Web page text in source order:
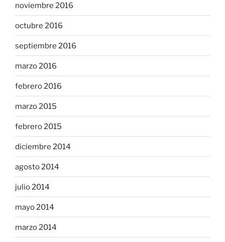
noviembre 2016
octubre 2016
septiembre 2016
marzo 2016
febrero 2016
marzo 2015
febrero 2015
diciembre 2014
agosto 2014
julio 2014
mayo 2014
marzo 2014